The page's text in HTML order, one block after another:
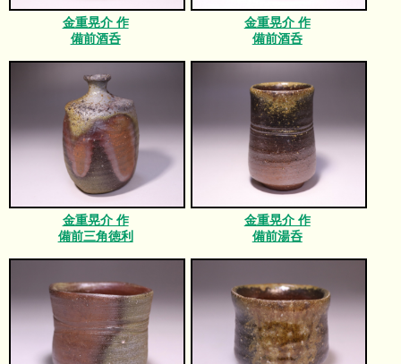
金重晃介 作
備前酒呑
金重晃介 作
備前酒呑
金重晃介 作
備前三角徳利
金重晃介 作
備前湯呑